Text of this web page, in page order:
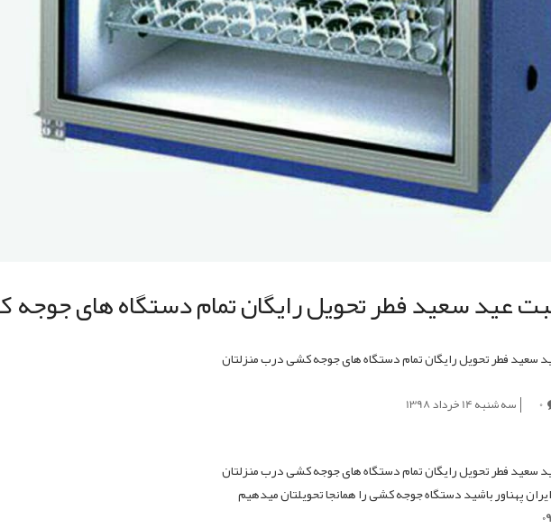
عید سعید فطر تحویل رایگان تمام دستگاه های
سعید فطر تحویل رایگان تمام دستگاه های جوجه کشی درب منزلتان
0 سه شنبه 14 خرداد 1398
سعید فطر تحویل رایگان تمام دستگاه های جوجه کشی درب منزلتان
پهناور باشید دستگاه جوجه کشی را همانجا تحویلتان میدهیم